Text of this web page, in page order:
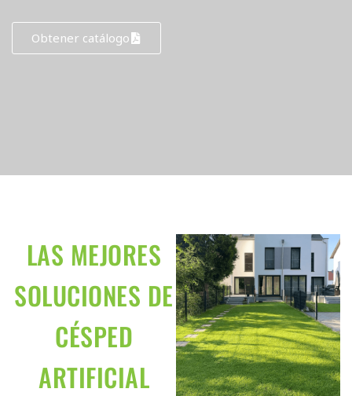
Obtener catálogo
LAS MEJORES
SOLUCIONES DE
CÉSPED
ARTIFICIAL